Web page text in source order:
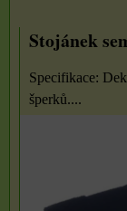
Stojánek
Specifikace:
šperků....